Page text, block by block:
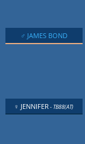
♂ JAMES BOND
♀ JENNIFER- TB88(AT)